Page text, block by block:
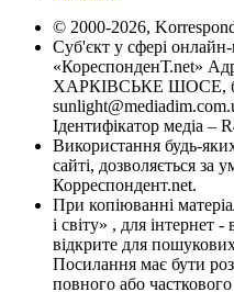
© 2000-2026,
Суб'єкт у сфері
«КореспонденТ.net»
ХАРКІВСЬКЕ ШОСЕ,
Ідентифікатор медіа –
Використання будь-
сайті, дозволяється за
Корреспондент.net.
При копіюванні
і світу» , для інтернет
відкрите для
Посилання має бути
повного або